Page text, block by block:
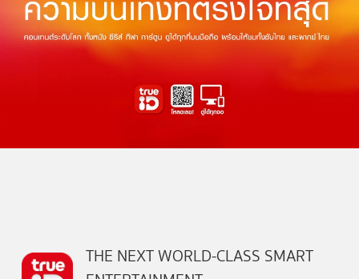
THE NEXT WORLD-CLASS SMART